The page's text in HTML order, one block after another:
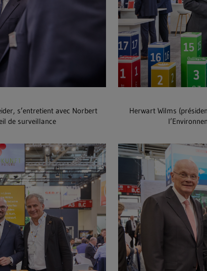
s’entretient avec Norbert
de surveillance
Herwart Wilms